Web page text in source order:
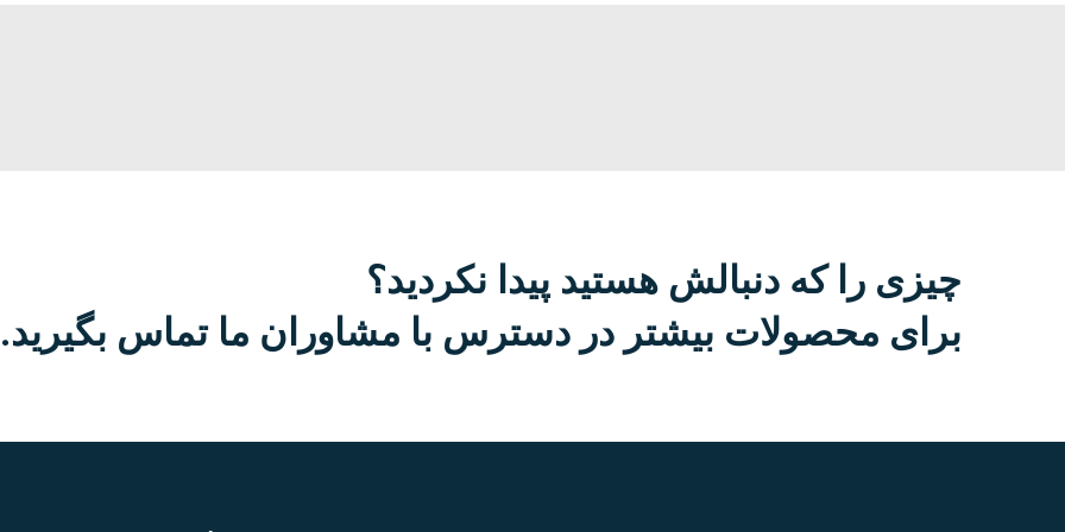
چیزی را که دنبالش هستید پیدا نکردید؟
برای محصولات بیشتر در دسترس با مشاوران ما تماس بگیرید.